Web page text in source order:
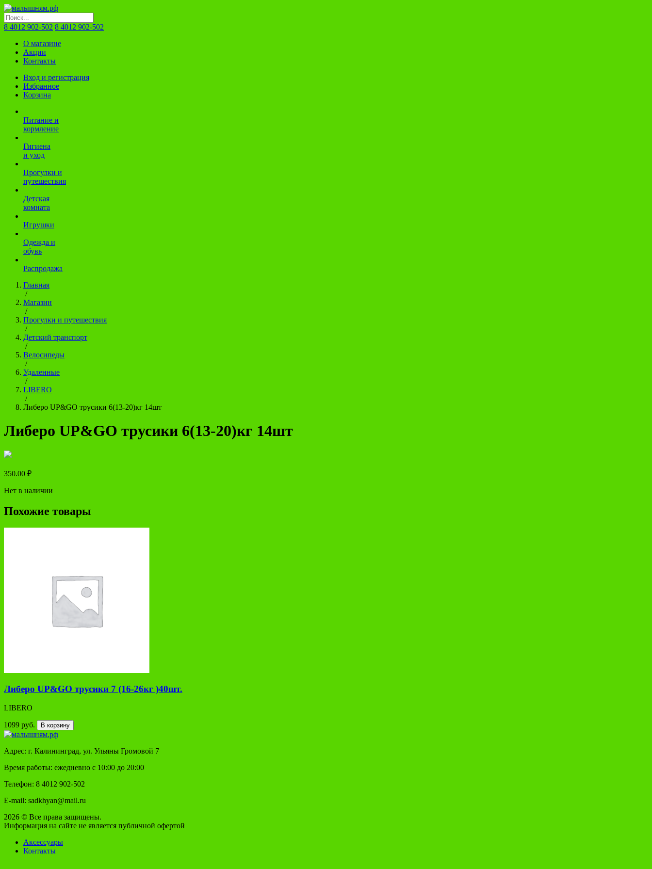
8 4012 902-502 8 4012 902-502
О магазине
Акции
Контакты
Вход и регистрация
Избранное
Корзина
Питание и
кормление
Гигиена
и уход
Прогулки и
путешествия
Детская
комната
Игрушки
Одежда и
обувь
Распродажа
Главная
/
Магазин
/
Прогулки и путешествия
/
Детский транспорт
/
Велосипеды
/
Удаленные
/
LIBERO
/
Либеро UP&GO трусики 6(13-20)кг 14шт
Либеро UP&GO трусики 6(13-20)кг 14шт
350.00 ₽
Нет в наличии
Похожие товары
Либеро UP&GO трусики 7 (16-26кг )40шт.
LIBERO
1099 руб. В корзину
Адрес: г. Калининград, ул. Ульяны Громовой 7
Время работы: ежедневно с 10:00 до 20:00
Телефон: 8 4012 902-502
E-mail: sadkhyan@mail.ru
2026 © Все права защищены.
Информация на сайте не является публичной офертой
Аксессуары
Контакты